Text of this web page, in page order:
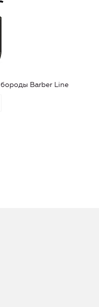
Barber Line